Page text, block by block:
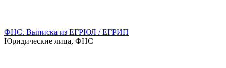
ФНС. Выписка из ЕГРЮЛ / ЕГРИП
Юридические лица, ФНС